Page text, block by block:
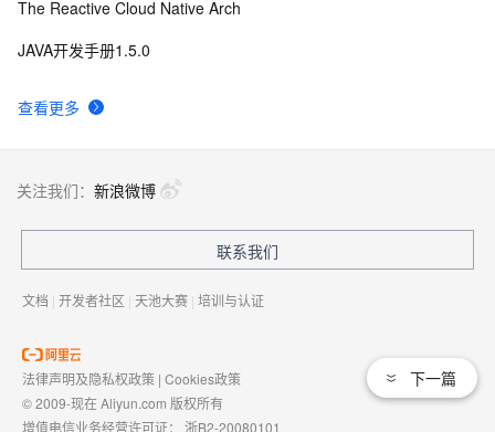
查看更多
The Reactive Cloud Native Arch
JAVA开发手册1.5.0
下一篇
关注我们： 新浪微博
联系我们
文档 | 开发者社区 | 天池大赛 | 培训与认证
法律声明及隐私权政策 | Cookies政策
© 2009-现在 Aliyun.com 版权所有
增值电信业务经营许可证： 浙B2-20080101